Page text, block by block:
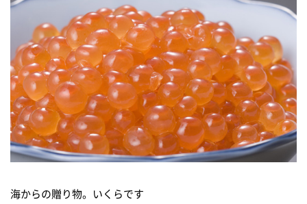
海からの贈り物。いくらです